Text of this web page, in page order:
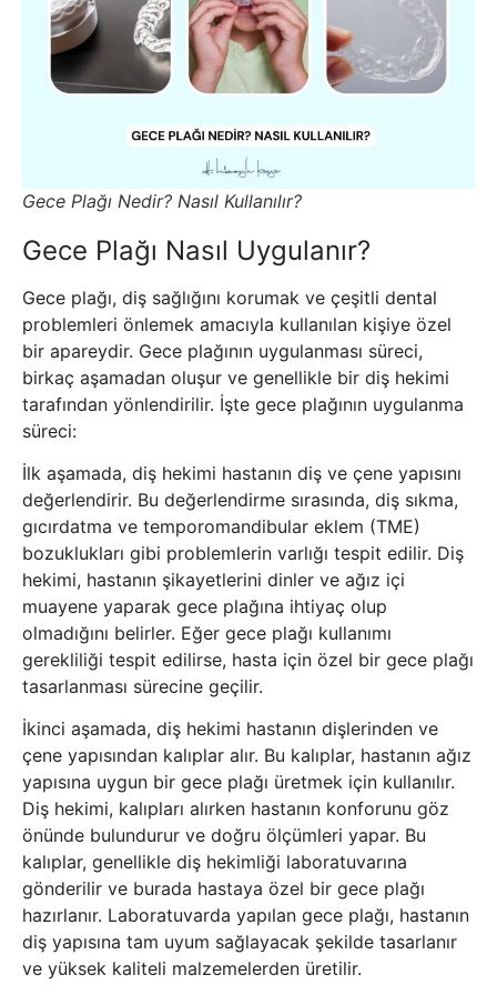
Gece Plağı Nedir? Nasıl Kullanılır?
Gece Plağı Nasıl Uygulanır?
Gece plağı, diş sağlığını korumak ve çeşitli dental
problemleri önlemek amacıyla kullanılan kişiye özel
bir apareydir. Gece plağının uygulanması süreci,
birkaç aşamadan oluşur ve genellikle bir diş hekimi
tarafından yönlendirilir. İşte gece plağının uygulanma
süreci:
İlk aşamada, diş hekimi hastanın diş ve çene yapısını
değerlendirir. Bu değerlendirme sırasında, diş sıkma,
gıcırdatma ve temporomandibular eklem (TME)
bozuklukları gibi problemlerin varlığı tespit edilir. Diş
hekimi, hastanın şikayetlerini dinler ve ağız içi
muayene yaparak gece plağına ihtiyaç olup
olmadığını belirler. Eğer gece plağı kullanımı
gerekliliği tespit edilirse, hasta için özel bir gece plağı
tasarlanması sürecine geçilir.
İkinci aşamada, diş hekimi hastanın dişlerinden ve
çene yapısından kalıplar alır. Bu kalıplar, hastanın ağız
yapısına uygun bir gece plağı üretmek için kullanılır.
Diş hekimi, kalıpları alırken hastanın konforunu göz
önünde bulundurur ve doğru ölçümleri yapar. Bu
kalıplar, genellikle diş hekimliği laboratuvarına
gönderilir ve burada hastaya özel bir gece plağı
hazırlanır. Laboratuvarda yapılan gece plağı, hastanın
diş yapısına tam uyum sağlayacak şekilde tasarlanır
ve yüksek kaliteli malzemelerden üretilir.